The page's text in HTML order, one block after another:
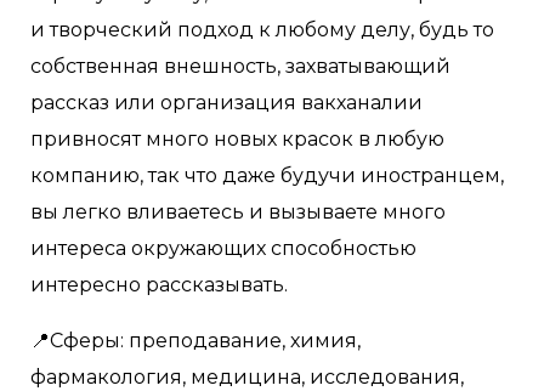
и творческий подход к любому делу, будь то
собственная внешность, захватывающий
рассказ или организация вакханалии
привносят много новых красок в любую
компанию, так что даже будучи иностранцем,
вы легко вливаетесь и вызываете много
интереса окружающих способностью
интересно рассказывать.
📍Сферы: преподавание, химия,
фармакология, медицина, исследования,